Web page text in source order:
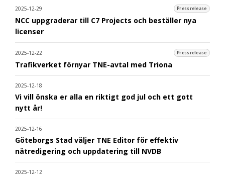
2025-12-29 Pressrelease
NCC uppgraderar till C7 Projects och beställer nya
licenser
2025-12-22 Pressrelease
Trafikverket förnyar TNE-avtal med Triona
2025-12-18
Vi vill önska er alla en riktigt god jul och ett gott
nytt år!
2025-12-16
Göteborgs Stad väljer TNE Editor för effektiv
nätredigering och uppdatering till NVDB
2025-12-12